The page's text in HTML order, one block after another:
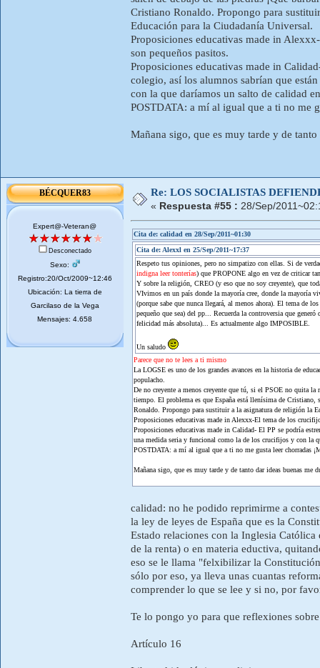
Cristiano Ronaldo. Propongo para
Educación para la Ciudadanía Universal.
Proposiciones educativas made in
son pequeños pasitos.
Proposiciones educativas made in
colegio, así los alumnos sabrían que
con la que daríamos un salto de calidad
POSTDATA: a mí al igual que a ti no me
Mañana sigo, que es muy tarde y de
BÉCQUER83
Expert@-Veteran@
Desconectado
Sexo:
Registro:20/Oct/2009~12:46
Ubicación: La tierra de
Garcilaso de la Vega
Mensajes: 4.658
Re: LOS SOCIALISTAS
« Respuesta #55 : 28/Sep/
Cita de: calidad en 28/Sep/2011~01:30
Cita de: Alexxl en 25/Sep/2011~17:37
Respeto tus opiniones, pero no simpatizo con ellas. Si de
indigna leer tonterías) que PROPONE algo en vez de criticar
Y sobre la religión, CREO (y eso que no soy creyente), que
VIvimos en un país donde la mayoría cree, donde la mayoría
(porque sabe que nunca llegará, al menos ahora). El tema de
pequeño que sea) del pp... Recuerda la controversia que
felicidad más absoluta)... Es actualmente algo IMPOSIBLE.
Un saludo
Parece que no te lees a ti mismo
La LOGSE es uno de los grandes avances en la historia de
populacho.
De no creyente a menos creyente que tú, si el PSOE no quita
tiempo. El problema es que España está llenísima de Cristiano,
Ronaldo. Propongo para sustituir a la asignatura de religión la
Proposiciones educativas made in Alexxx-El tema de los
Proposiciones educativas made in Calidad- El PP se podría
una medida seria y funcional como la de los crucifijos y con la
POSTDATA: a mí al igual que a ti no me gusta leer chorradas
Mañana sigo, que es muy tarde y de tanto dar ideas buenas me
calidad: no he podido reprimirme a
la ley de leyes de España que es la
Estado relaciones con la Inglesia
de la renta) o en materia eductiva,
eso se le llama "felxibilizar la
sólo por eso, ya lleva unas cuantas
comprender lo que se lee y si no, por
Te lo pongo yo para que reflexiones
Artículo 16